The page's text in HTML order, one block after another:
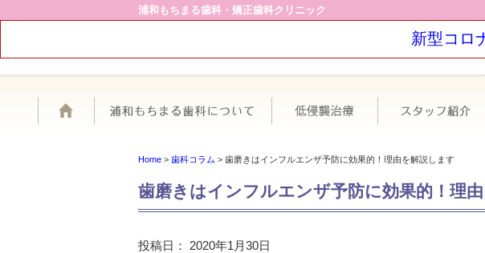
浦和もちまる歯科・矯正歯科クリニック
新型コロ
浦和もちまる歯科について極力抜かない・な
Home > 歯科コラム > 歯磨きはインフルエンザ予防に効果的！理由を解説します
歯磨きはインフルエンザ予防に効果的！理
投稿日： 2020年1月30日